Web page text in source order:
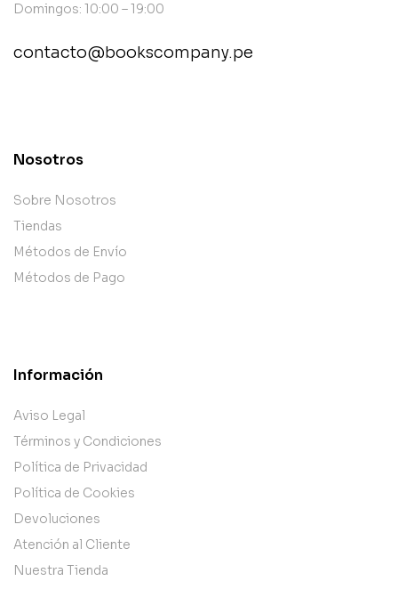
Domingos: 10:00 – 19:00
contacto@bookscompany.pe
Nosotros
Sobre Nosotros
Tiendas
Métodos de Envío
Métodos de Pago
Información
Aviso Legal
Términos y Condiciones
Política de Privacidad
Política de Cookies
Devoluciones
Atención al Cliente
Nuestra Tienda